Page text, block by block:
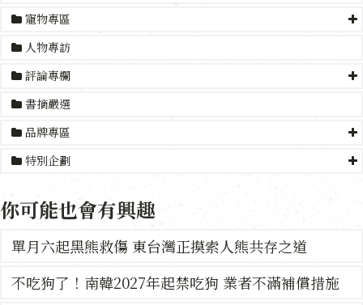
寵物專區
人物專訪
評論專欄
書摘嚴選
品牌專區
特別企劃
你可能也會有興趣
單月六起黑熊救傷 東台灣正摸索人熊共存之道
不吃狗了！南韓2027年起禁吃狗 業者不滿補償措施